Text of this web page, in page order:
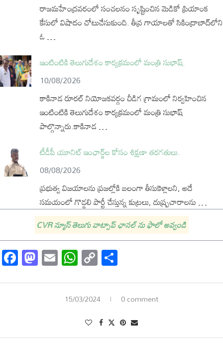
రాజమహేంద్రవరంలో సంచలనం సృష్టించిన మెడికో ప్రియాంక
కేసులో విషాదం చోటుచేసుకుంది. తీవ్ర గాయాలతో సికింద్రాబాద్‌లోని
ఓ …
ఇంటింటికి తెలుగుదేశం కార్యక్రమంలో మంత్రి సుభాష్.
10/08/2026
కాకినాడ రూరల్ నియోజకవర్గం చీడిగ గ్రామంలో నిర్వహించిన
ఇంటింటికి తెలుగుదేశం కార్యక్రమంలో మంత్రి సుభాష్
పాల్గొన్నారు.కాకినాడ …
టీడీపీ యూనిట్ ఇంఛార్జ్‌ల కోసం శిక్షణా తరగతులు.
08/08/2026
ప్రభుత్వ విజయాలను ప్రజల్లోకి బలంగా తీసుకెళ్లాలని, అదే
సమయంలో గొడ్డలి పార్టీ చేస్తున్న కుట్రలు, దుష్ప్రచారాలను …
CVR న్యూస్ తెలుగు వాట్సాప్ ఛానల్ ను ఫాలో అవ్వండి
Facebook
Mastodon
EmailWhatsApp
Copy
Link
15/03/2024 0 comment